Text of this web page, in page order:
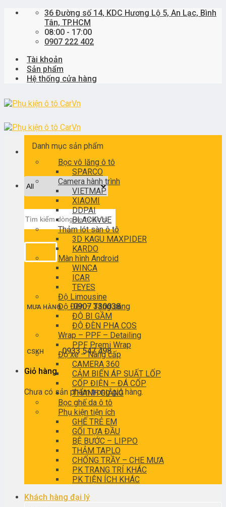
Skip
36 Đường số 14, KDC Hương Lộ 5, An Lạc, Bình
Tân, TP.HCM
08:00 - 17:00
0907 222 402
Tài khoản
Sản phẩm
Hệ thống cửa hàng
kiếm:
MUA HÀNG0907 330038
CSKH0933 547 498
Giỏ hàng
Chưa có sản phẩm trong giỏ hàng.
Danh mục sản phẩm
Bọc vô lăng ô tô
SPARCO
Camera hành trình
VIETMAP
XIAOMI
DDPAI
BLACKVUE
Thảm lót sàn ô tô
3D KAGU MAXPIDER
KARDO
Màn hình Android
WINCA
ICAR
TEYES
Độ Limousine
Độ Đèn – Tăng sáng
ĐỘ BI GẦM
ĐỘ ĐÈN PHA COS
Wrap – PPF – Detailing
PPF Premi Wrap
Độ xe – Nâng cấp
CAMERA 360
CẢM BIẾN ÁP SUẤT LỐP
CỐP ĐIỆN – ĐÁ CỐP
THANH GIẰNG
Bọc ghế da ô tô
Phụ kiện tiện ích
GHẾ TRẺ EM
GỐI TỰA ĐẦU
BỆ BƯỚC – LIPPO
THẢM TAPLO
CHỐNG TRẦY – CHE MƯA
PK TRANG TRÍ KHÁC
PK TIỆN ÍCH KHÁC
Khách hàng đại lý